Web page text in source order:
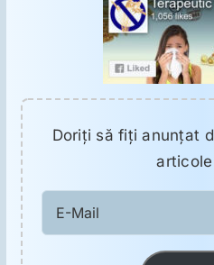
Toxicologie
Psihoterapie
Antropologie
Proză utilă
Doriţi să fiţi anunţat
articole
Mail